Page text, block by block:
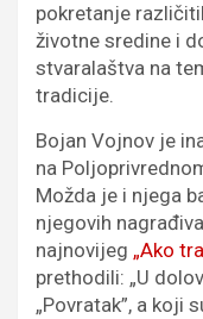
pokretanje
životne sredine i
stvaralaštva na
tradicije.
Bojan Vojnov je
na
Možda je i njega
njegovih
najnovijeg „Ako
prethodili: „U
„Povratak”, a koji